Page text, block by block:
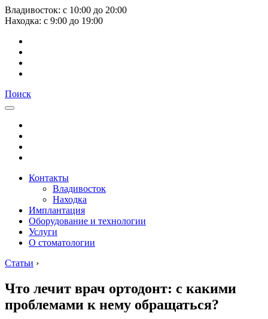
Владивосток: с 10:00 до 20:00
Находка: с 9:00 до 19:00
Поиск
Контакты
Владивосток
Находка
Имплантация
Оборудование и технологии
Услуги
О стоматологии
Статьи ›
Что лечит врач ортодонт: с какими
проблемами к нему обращаться?